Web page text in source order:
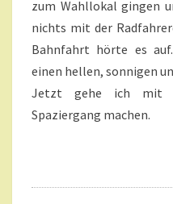
zum Wahllokal gingen
nichts mit der
Bahnfahrt hörte es
einen hellen, sonnigen
Jetzt gehe ich mit
Spaziergang machen.